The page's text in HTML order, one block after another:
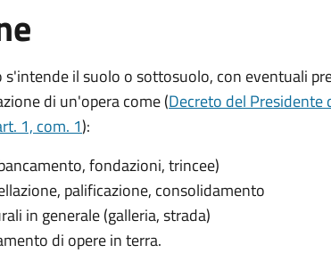
s'intende il suolo o sottosuolo, con eventuali
di un'opera come (Decreto del Presidente
1, com. 1):
fondazioni, trincee)
palificazione, consolidamento
in generale (galleria, strada)
di opere in terra.